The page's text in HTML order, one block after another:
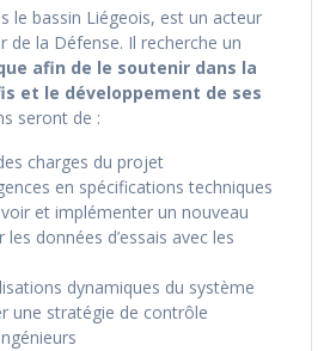
le bassin Liégeois, est un acteur
de la Défense. Il recherche un
afin de le soutenir dans la
et le développement de ses
seront de :
charges du projet
en spécifications techniques
et implémenter un nouveau
données d’essais avec les
dynamiques du système
une stratégie de contrôle